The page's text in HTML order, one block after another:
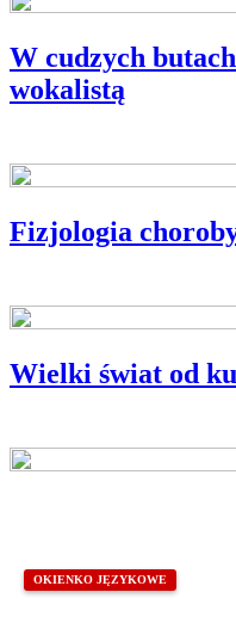
W cudzych
wokalistą
Fizjologia
Wielki świat od
OKIENKO JĘZYKOWE